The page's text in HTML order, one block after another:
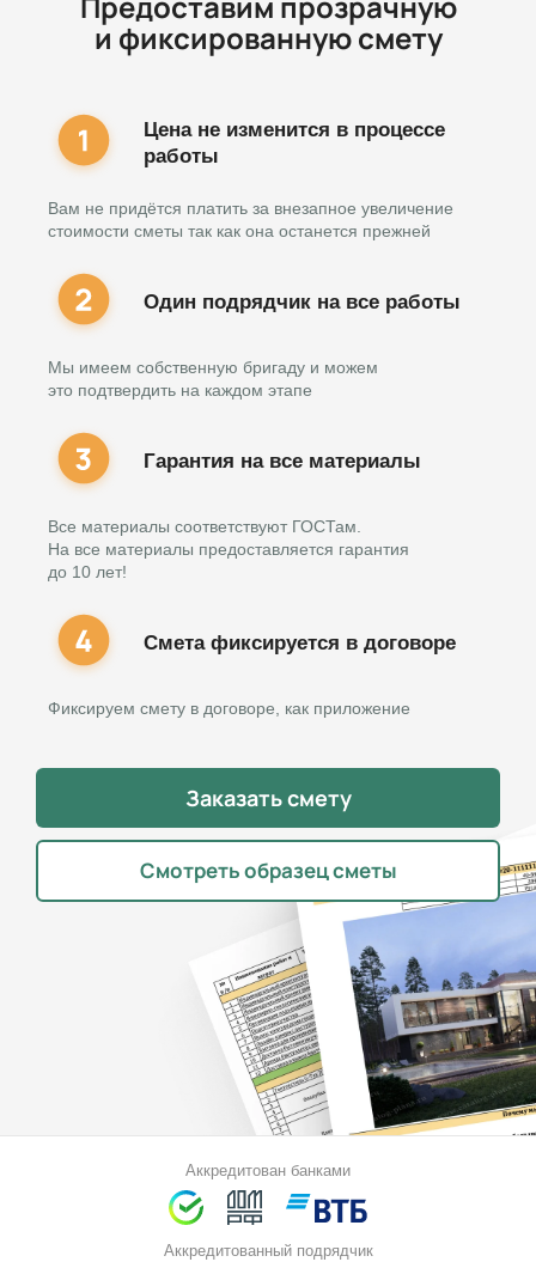
и фиксированную смету
Цена не изменится в процессе
работы
Вам не придётся платить за внезапное увеличение
стоимости сметы так как она останется прежней
Один подрядчик на все работы
Мы имеем собственную бригаду и можем
это подтвердить на каждом этапе
Гарантия на все материалы
Все материалы соответствуют ГОСТам.
На все материалы предоставляется гарантия
до 10 лет!
Смета фиксируется в договоре
Фиксируем смету в договоре, как приложение
Заказать смету
Смотреть образец сметы
Аккредитован банками
Аккредитованный подрядчик